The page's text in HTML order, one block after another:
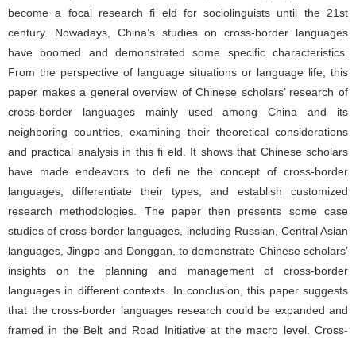
become a focal research fi eld for sociolinguists until the 21st
century. Nowadays, China’s studies on cross-border languages
have boomed and demonstrated some specific characteristics.
From the perspective of language situations or language life, this
paper makes a general overview of Chinese scholars’ research of
cross-border languages mainly used among China and its
neighboring countries, examining their theoretical considerations
and practical analysis in this fi eld. It shows that Chinese scholars
have made endeavors to defi ne the concept of cross-border
languages, differentiate their types, and establish customized
research methodologies. The paper then presents some case
studies of cross-border languages, including Russian, Central Asian
languages, Jingpo and Donggan, to demonstrate Chinese scholars’
insights on the planning and management of cross-border
languages in different contexts. In conclusion, this paper suggests
that the cross-border languages research could be expanded and
framed in the Belt and Road Initiative at the macro level. Cross-